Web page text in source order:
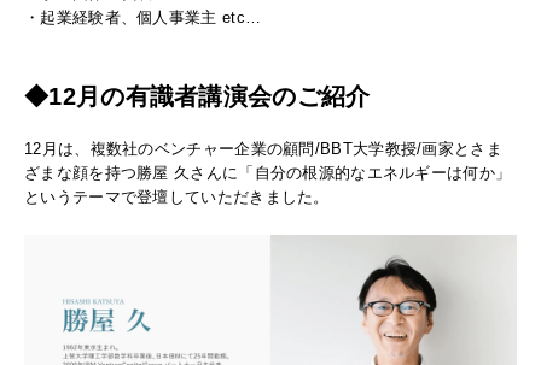
・起業経験者、個人事業主 etc…
◆12月の有識者講演会のご紹介
12月は、複数社のベンチャー企業の顧問/BBT大学教授/画家とさま
ざまな顔を持つ勝屋 久さんに「自分の根源的なエネルギーは何か」
というテーマで登壇していただきました。